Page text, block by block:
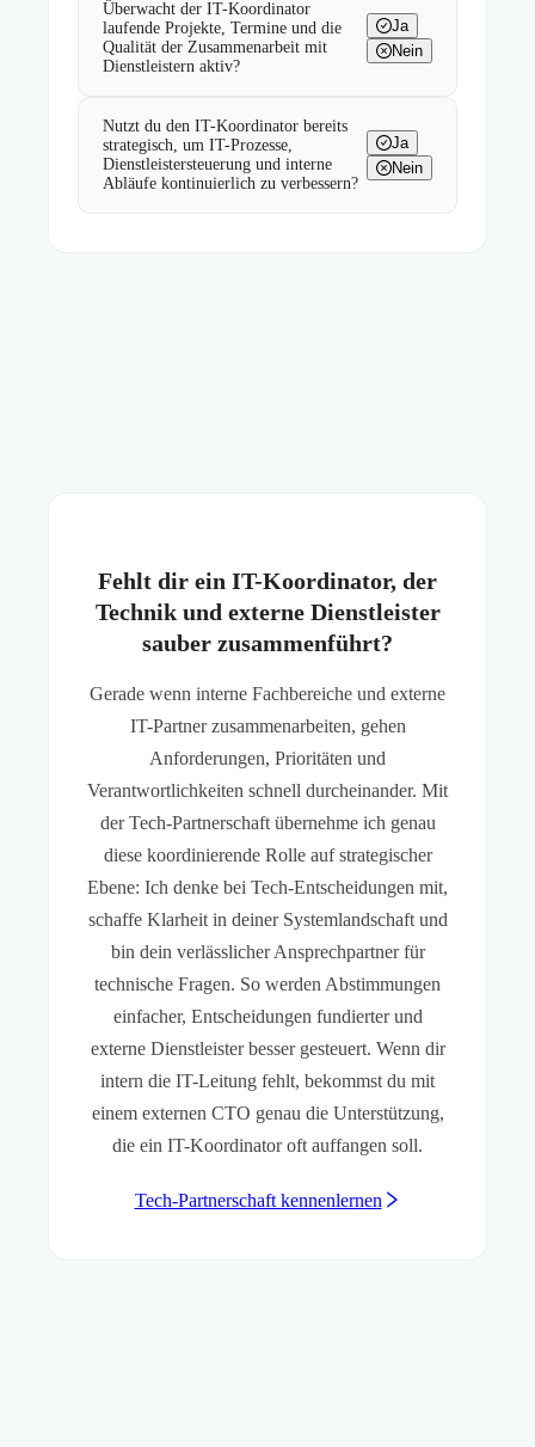
Überwacht der IT-Koordinator
laufende Projekte, Termine und die
Qualität der Zusammenarbeit mit
Dienstleistern aktiv?
Ja
Nein
Nutzt du den IT-Koordinator bereits
strategisch, um IT-Prozesse,
Dienstleistersteuerung und interne
Abläufe kontinuierlich zu verbessern?
Ja
Nein
Fehlt dir ein IT-Koordinator, der
Technik und externe Dienstleister
sauber zusammenführt?
Gerade wenn interne Fachbereiche und externe
IT-Partner zusammenarbeiten, gehen
Anforderungen, Prioritäten und
Verantwortlichkeiten schnell durcheinander. Mit
der Tech-Partnerschaft übernehme ich genau
diese koordinierende Rolle auf strategischer
Ebene: Ich denke bei Tech-Entscheidungen mit,
schaffe Klarheit in deiner Systemlandschaft und
bin dein verlässlicher Ansprechpartner für
technische Fragen. So werden Abstimmungen
einfacher, Entscheidungen fundierter und
externe Dienstleister besser gesteuert. Wenn dir
intern die IT-Leitung fehlt, bekommst du mit
einem externen CTO genau die Unterstützung,
die ein IT-Koordinator oft auffangen soll.
Tech-Partnerschaft kennenlernen